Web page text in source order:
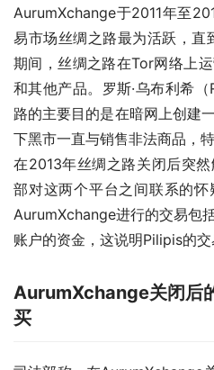
AurumXchange于2011年至
易市场丝绸之路最为活跃，直
期间，丝绸之路在Tor网络上
和其他产品。罗斯·乌布利希
路的主要目的是在暗网上创建
下黑市一直与销售非法商品，
在2013年丝绸之路关闭后突
部对这两个平台之间联系的
AurumXchange进行的交易包
账户的资金，这说明Pilipis的交
AurumXchange关闭后
买